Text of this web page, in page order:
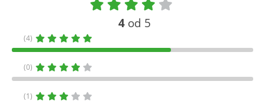
4 od 5
(4)
(0)
(1)